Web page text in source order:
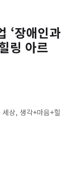
‘장애인과
링 아르
상, 생각+마음+힐